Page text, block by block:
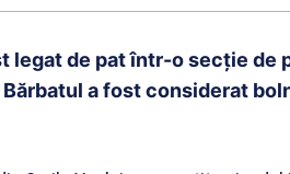
legat de pat într-o secție de
a fost considerat